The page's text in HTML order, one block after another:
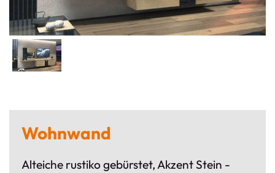
Wohnwand
Alteiche rustiko gebürstet, Akzent Stein -